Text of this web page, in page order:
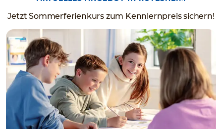
Jetzt Sommerferienkurs zum Kennlernpreis sichern!